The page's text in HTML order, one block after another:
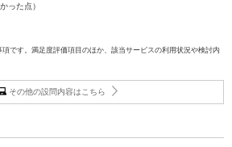
った点）
です。満足度評価項目のほか、該当サービスの利用状況や検討内
その他の設問内容はこちら